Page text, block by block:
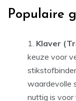
Populaire
Klaver
keuze voor
waardevolle
nuttig is voor